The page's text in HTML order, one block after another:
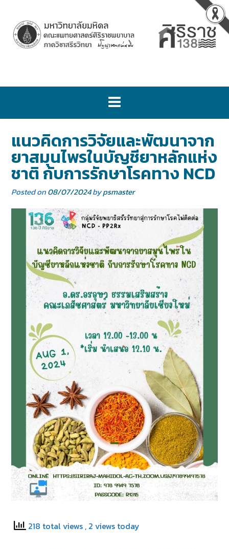
แนวคิดการวิจัยและพัฒนาจาก
ยาสมุนไพรในบัญชียาหลักแห่ง
ชาติ กับการรักษาโรคทาง NCD
Posted on08/07/2024bypsmaster
218 total views , 2 views today